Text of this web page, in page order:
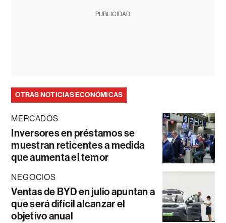
PUBLICIDAD
OTRAS NOTICIAS ECONÓMICAS
MERCADOS
Inversores en préstamos se
muestran reticentes a medida
que aumenta el temor
NEGOCIOS
Ventas de BYD en julio apuntan a
que será difícil alcanzar el
objetivo anual